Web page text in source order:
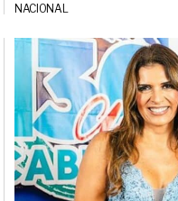
NACIONAL